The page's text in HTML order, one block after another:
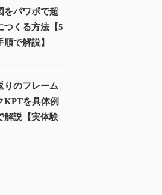
をパワポで超
つくる方法【5
順で解説】
りのフレーム
KPTを具体例
解説【実体験